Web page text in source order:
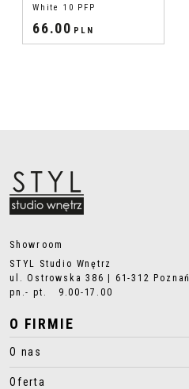
White 10 PFP
66.00 PLN
Showroom
STYL Studio Wnętrz
ul. Ostrowska 386 | 61-312 Poznań
pn.- pt. 9.00-17.00
O FIRMIE
O nas
Oferta